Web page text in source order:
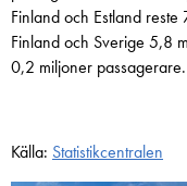
Finland och Estland
Finland och Sverige 5,8
0,2 miljoner passagerare.
Källa: Statistikcentralen